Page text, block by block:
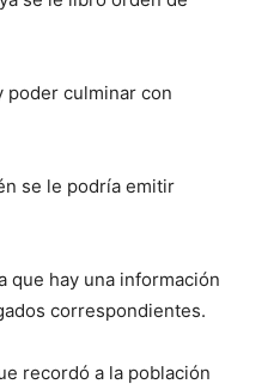
poder culminar con
se le podría emitir
que hay una información
correspondientes.
recordó a la población